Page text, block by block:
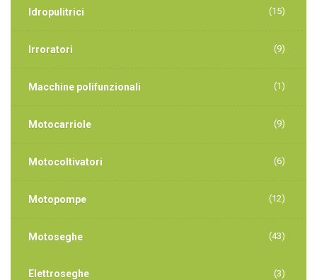
Idropulitrici (15)
Irroratori (9)
Macchine polifunzionali (1)
Motocarriole (9)
Motocoltivatori (6)
Motopompe (12)
Motoseghe (43)
Elettroseghe (3)